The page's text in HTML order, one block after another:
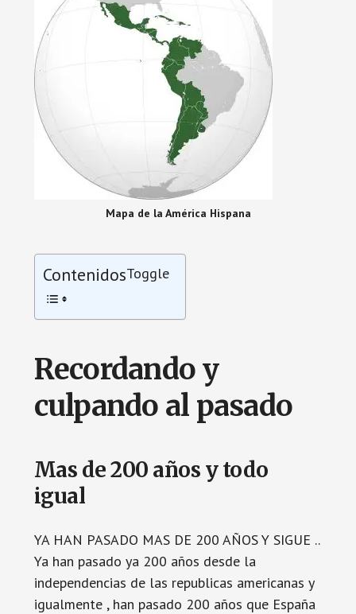
Mapa de la América Hispana
ContenidosToggle
Recordando y
culpando al pasado
Mas de 200 años y todo
igual
YA HAN PASADO MAS DE 200 AÑOS Y SIGUE ..
Ya han pasado ya 200 años desde la
independencias de las republicas americanas y
igualmente , han pasado 200 años que España